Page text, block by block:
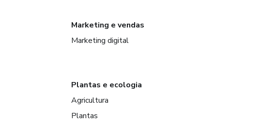
Marketing e vendas
Marketing digital
Plantas e ecologia
Agricultura
Plantas